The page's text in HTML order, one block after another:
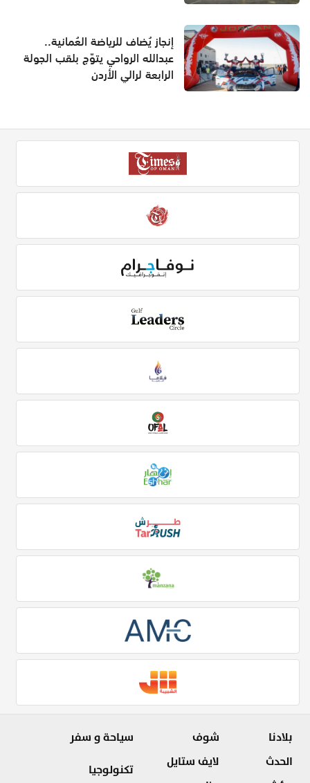
إنجاز يُضاف للرياضة العُمانية..
عبدالله الرواحي يتوّج بلقب الجولة
الرابعة لرالي الأردن
بلادنا
الحدث
شوف
لايف ستايل
سياحة و سفر
تكنولوجيا